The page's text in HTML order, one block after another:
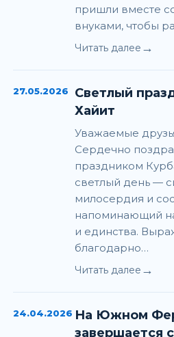
пришли вместе
внуками, чтобы
Читать далее →
27.05.2026
Светлый
Хайит
Уважаемые
Сердечно
праздником
светлый день —
милосердия и
напоминающий
и единства.
благодарно…
Читать далее →
24.04.2026 На Южном
завершается